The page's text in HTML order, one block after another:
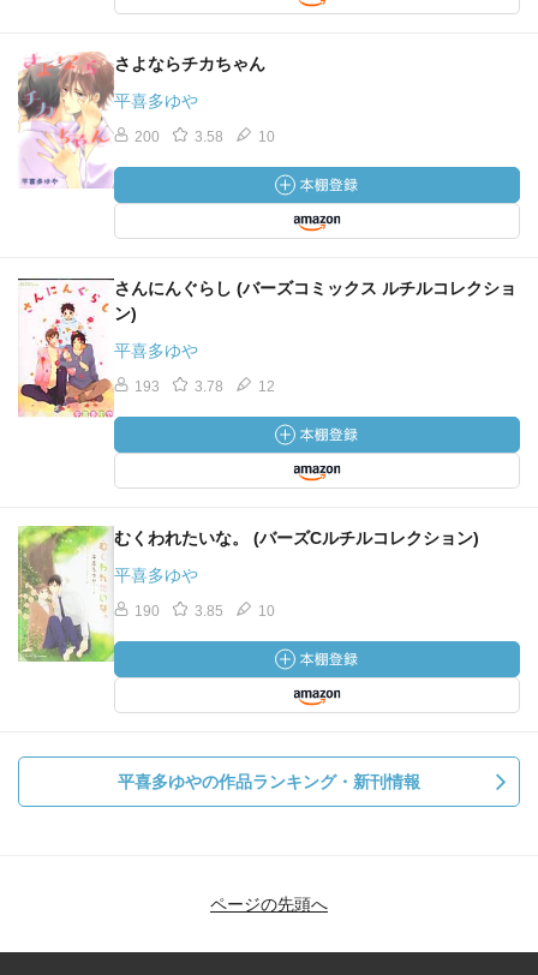
さよならチカちゃん
平喜多ゆや
200 3.58 10
さんにんぐらし (バーズコミックス ルチルコレクショ
ン)
平喜多ゆや
193 3.78 12
むくわれたいな。 (バーズCルチルコレクション)
平喜多ゆや
190 3.85 10
平喜多ゆやの作品ランキング・新刊情報
ページの先頭へ